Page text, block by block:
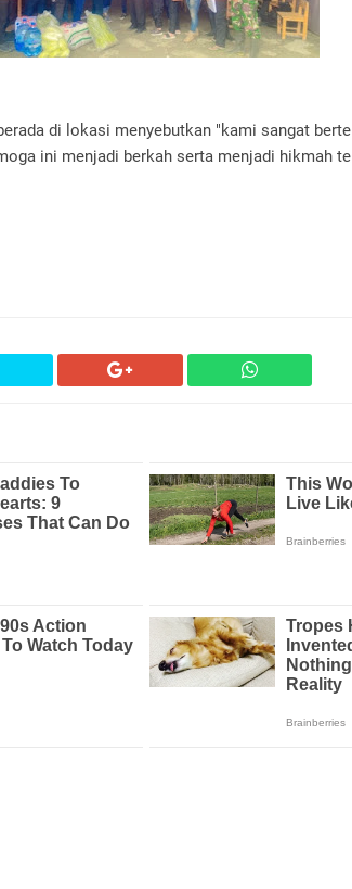
di lokasi menyebutkan "kami sangat
ini menjadi berkah serta menjadi hikmah